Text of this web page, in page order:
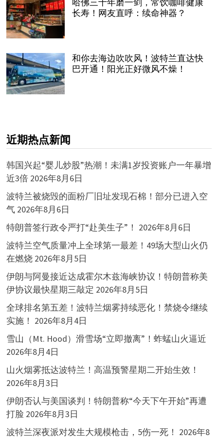
哈佛三十年磨一剑，常饮咖啡健康
长寿！网友直呼：续命神器？
和你去海边吹吹风！波特兰直达快
巴开通！阳光正好微风不燥！
近期热点新闻
韩国兴起“婴儿炒股”热潮！未满1岁投资账户一年暴增
近3倍 2026年8月6日
波特兰被烧毁的面粉厂旧址发现石棉！部分已进入空
气 2026年8月6日
特朗普签行政令严打“赴美生子”！ 2026年8月6日
波特兰空气质量冲上全球第一最差！49场大型山火仍
在燃烧 2026年8月5日
伊朗与阿曼接近达成霍尔木兹海峡协议！特朗普称美
伊协议最快星期三敲定 2026年8月5日
全球排名第五差！波特兰烟雾持续恶化！禁烧令继续
实施！ 2026年8月4日
雪山（Mt. Hood）滑雪场“立即撤离”！蚱蜢山火逼近
2026年8月4日
山火烟雾抵达波特兰！高温预警星期二开始生效！
2026年8月3日
伊朗否认与美国谈判！特朗普称“今天下午开始”再遭
打脸 2026年8月3日
波特兰深夜派对发生大规模枪击，5伤一死！ 2026年8